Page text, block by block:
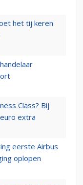
het tij keren
Class? Bij
extra
eerste Airbus
oplopen